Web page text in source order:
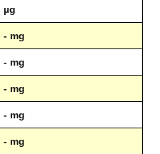
µg
- mg
- mg
- mg
- mg
- mg